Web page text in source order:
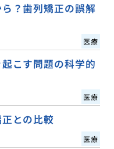
？歯列矯正の誤解
医療
こす問題の科学的
医療
との比較
医療